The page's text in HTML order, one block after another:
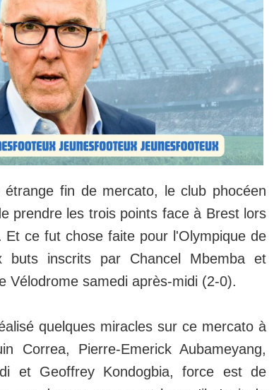
fin de mercato, le club phocéen
prendre les trois points face à Brest lors
ce fut chose faite pour l'Olympique de
buts inscrits par Chancel Mbemba et
Vélodrome samedi après-midi (2-0).
quelques miracles sur ce mercato à
Correa, Pierre-Emerick Aubameyang,
et Geoffrey Kondogbia, force est de